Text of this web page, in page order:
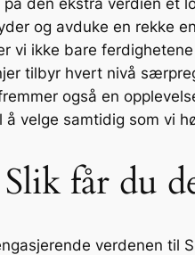
den ekstra verdien et
og avduke en rekke
vi ikke bare
tilbyr hvert nivå
også en
velge samtidig som vi
får du
verdenen til